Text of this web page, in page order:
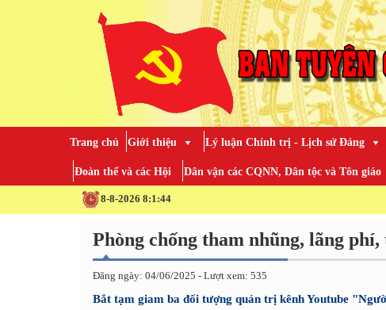
Trang chủ Giới thiệu Lý luận Chính trị - Lịch sử Đảng
Đoàn thể và các Hội Dân vận các CQNN, Dân tộc và Tôn giáo
8-8-2026 8:1:45
Phòng chống tham nhũng, lãng phí,
Đăng ngày: 04/06/2025 - Lượt xem: 535
Bắt tạm giam ba đối tượng quản trị kênh Youtube